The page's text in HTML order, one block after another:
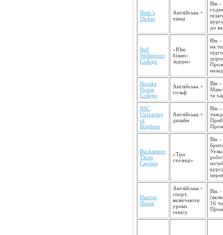
Bede’s
Dicker
Англійська +
танці
Вік
до
Bell
Wellington
College
«Юні
бізнес-
лідери»
Вік
на
Brooke
House
College
Англійська +
гольф
Вік
та
BSC
University
of
Brighton
Англійська +
дизайн
Вік
Bucksmore
Three
Capitals
«Три
столиці»
Вік
Harrow
House
Англійська +
спорт,
включаючи
уроки
тенісу
Вік
16